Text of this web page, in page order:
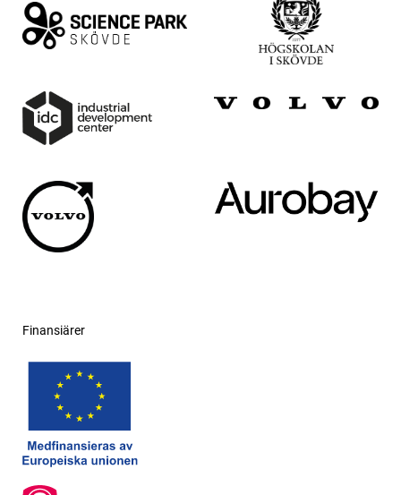
Finansiärer